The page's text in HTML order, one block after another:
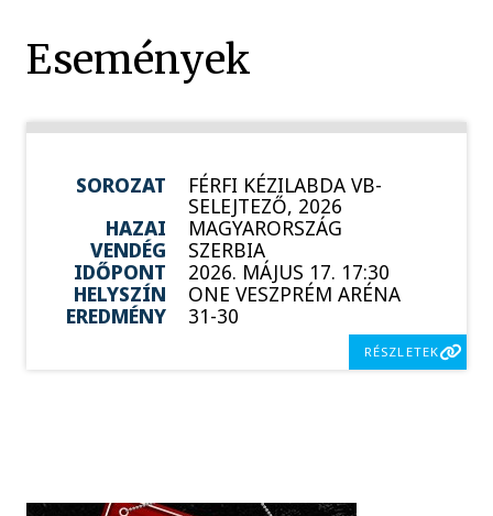
Események
SOROZAT FÉRFI KÉZILABDA VB-
SELEJTEZŐ, 2026
HAZAI
MAGYARORSZÁG
VENDÉG
SZERBIA
IDŐPONT
2026. MÁJUS 17. 17:30
HELYSZÍN
ONE VESZPRÉM ARÉNA
EREDMÉNY
31-30
RÉSZLETEK